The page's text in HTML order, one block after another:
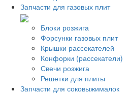
Запчасти для газовых плит
Блоки розжига
Форсунки газовых плит
Крышки рассекателей
Конфорки (рассекатели)
Свечи розжига
Решетки для плиты
Запчасти для соковыжималок